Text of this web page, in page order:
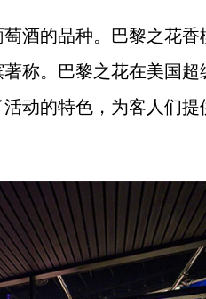
酒的品种。巴黎之花香
称。巴黎之花在美国超
动的特色，为客人们